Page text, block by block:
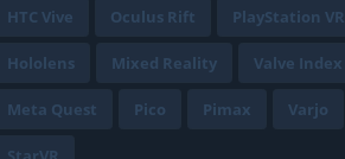
HTC Vive Oculus Rift PlayStation VR
Hololens Mixed Reality Valve Index
Meta Quest Pico Pimax Varjo